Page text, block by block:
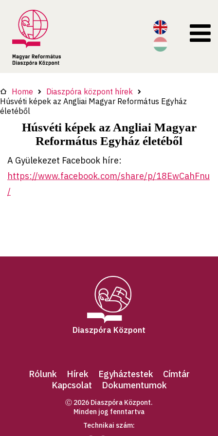
Home
Diaszpóra központ hírek
Húsvéti képek az Angliai Magyar Református Egyház
életéből
Húsvéti képek az Angliai Magyar
Református Egyház életéből
A Gyülekezet Facebook híre:
https://www.facebook.com/share/p/18EwCahFnu
/
Diaszpóra Központ
Rólunk Hírek Egyháztestek
Címtár
Kapcsolat
Dokumentumok
Ⓒ 2026 Diaszpóra Központ.
Minden jog fenntartva
Technikai szám: